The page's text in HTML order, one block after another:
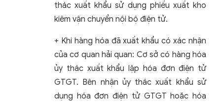
thác xuất khẩu sử dụng phiếu xuất kho
kiêm vận chuyển nội bộ điện tử.
+ Khi hàng hóa đã xuất khẩu có xác nhận
của cơ quan hải quan: Cơ sở có hàng hóa
ủy thác xuất khẩu lập hóa đơn điện tử
GTGT. Bên nhận ủy thác xuất khẩu sử
dụng hóa đơn điện tử GTGT hoặc hóa